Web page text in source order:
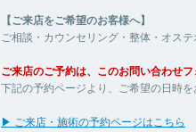
【ご来店をご希望のお客様へ】
ご相談・カウンセリング・整体・オス
ご来店のご予約は、このお問い合わせフ
下記の予約ページより、ご希望の日時を
▶ ご来店・施術の予約ページはこちら